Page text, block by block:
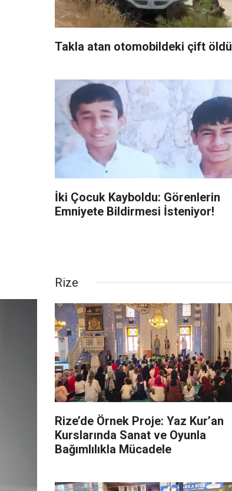
Takla atan otomobildeki çift öldü
İki Çocuk Kayboldu: Görenlerin
Emniyete Bildirmesi İsteniyor!
Rize
Rize’de Örnek Proje: Yaz Kur’an
Kurslarında Sanat ve Oyunla
Bağımlılıkla Mücadele